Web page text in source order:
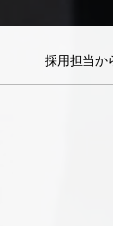
採用担当か